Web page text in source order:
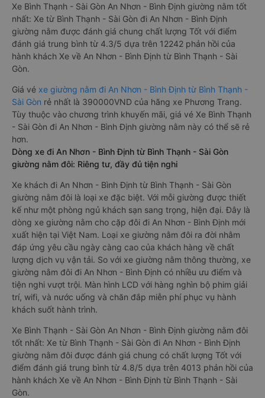
Xe Bình Thạnh - Sài Gòn An Nhơn - Bình Định giường nằm tốt
nhất: Xe từ Bình Thạnh - Sài Gòn đi An Nhơn - Bình Định
giường nằm được đánh giá chung chất lượng Tốt với điểm
đánh giá trung bình từ 4.3/5 dựa trên 12242 phản hồi của
hành khách Xe về An Nhơn - Bình Định từ Bình Thạnh - Sài
Gòn.
Giá vé xe giường nằm đi An Nhơn - Bình Định từ Bình Thạnh -
Sài Gòn rẻ nhất là 390000VND của hãng xe Phương Trang.
Tùy thuộc vào chương trình khuyến mãi, giá vé Xe Bình Thạnh
- Sài Gòn đi An Nhơn - Bình Định giường nằm này có thể sẽ rẻ
hơn.
Dòng xe đi An Nhơn - Bình Định từ Bình Thạnh - Sài Gòn
giường nằm đôi: Riêng tư, đầy đủ tiện nghi
Xe khách đi An Nhơn - Bình Định từ Bình Thạnh - Sài Gòn
giường nằm đôi là loại xe đặc biệt. Với mỗi giường được thiết
kế như một phòng ngủ khách sạn sang trọng, hiện đại. Đây là
dòng xe giường nằm cho cặp đôi đi An Nhơn - Bình Định mới
xuất hiện tại Việt Nam. Loại xe giường nằm đôi ra đời nhằm
đáp ứng yêu cầu ngày càng cao của khách hàng về chất
lượng dịch vụ vận tải. So với xe giường nằm thông thường, xe
giường nằm đôi đi An Nhơn - Bình Định có nhiều ưu điểm và
tiện nghi vượt trội. Màn hình LCD với hàng nghìn bộ phim giải
trí, wifi, và nước uống và chăn đắp miễn phí phục vụ hành
khách suốt hành trình.
Xe Bình Thạnh - Sài Gòn An Nhơn - Bình Định giường nằm đôi
tốt nhất: Xe từ Bình Thạnh - Sài Gòn đi An Nhơn - Bình Định
giường nằm đôi được đánh giá chung có chất lượng Tốt với
điểm đánh giá trung bình từ 4.8/5 dựa trên 4013 phản hồi của
hành khách Xe về An Nhơn - Bình Định từ Bình Thạnh - Sài
Gòn.